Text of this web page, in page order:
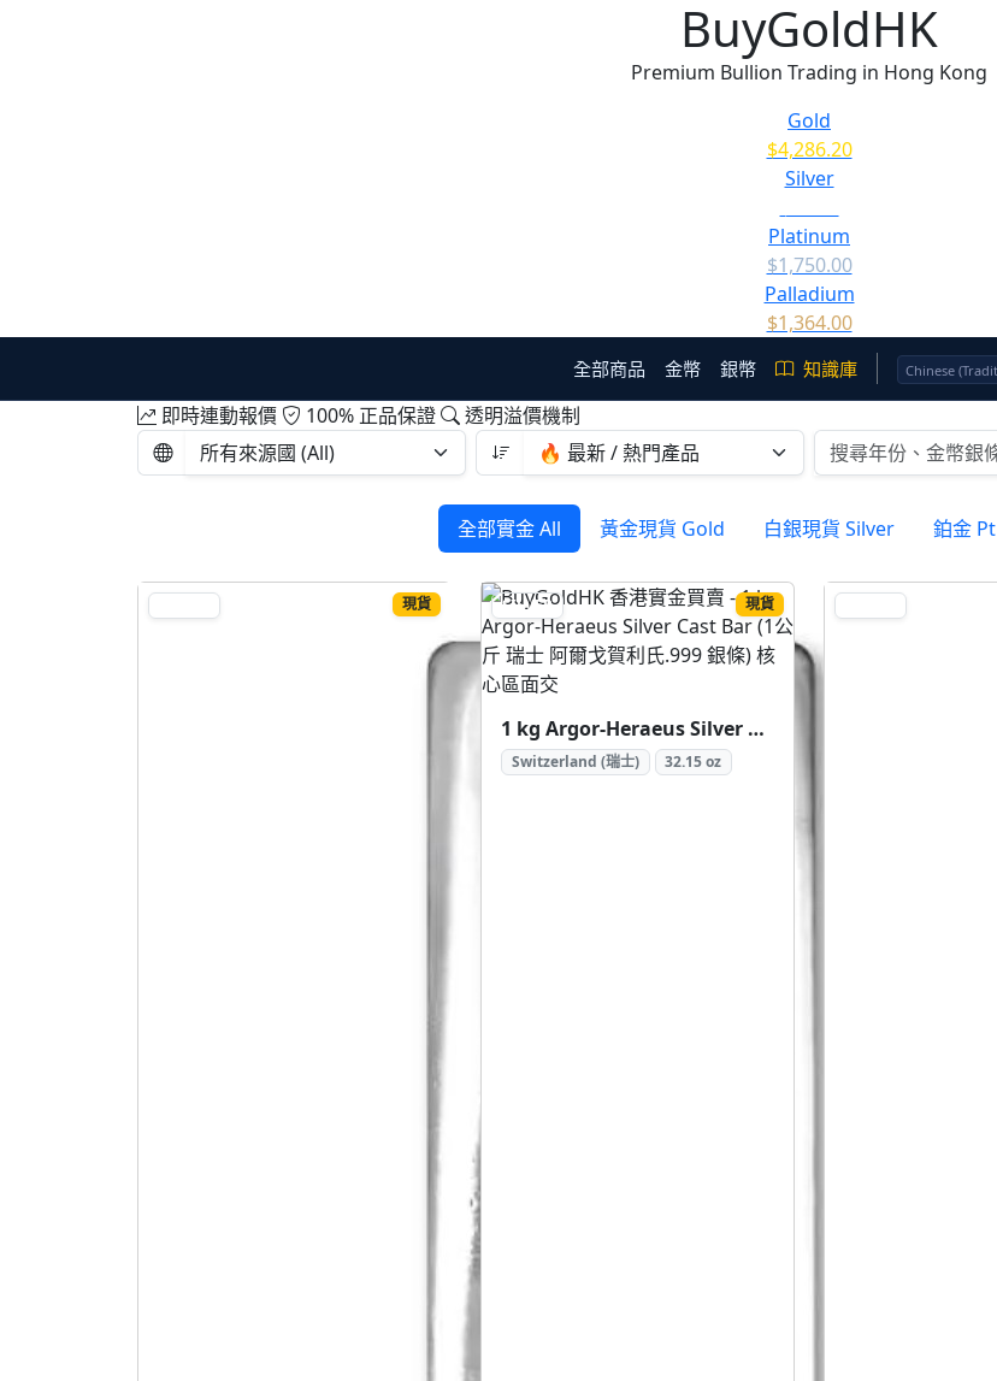
BuyGoldHK
Premium Bullion Trading in Hong Kong
Gold
$4,286.20
Silver
Platinum
$1,750.00
Palladium
$1,364.00
全部商品 金幣 銀幣 知識庫
即時連動報價 100% 正品保證 透明溢價機制
全部實金 All 黃金現貨 Gold 白銀現貨 Silver 鉑金 Pt
現貨 SILVER 現貨
1 kg Argor-Heraeus Silver Cast Bar (1公斤 瑞士 阿爾戈賀利氏.999 銀條)
Switzerland (瑞士) 32.15 oz